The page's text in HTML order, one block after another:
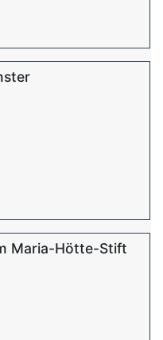
Maria-Hötte-Stift